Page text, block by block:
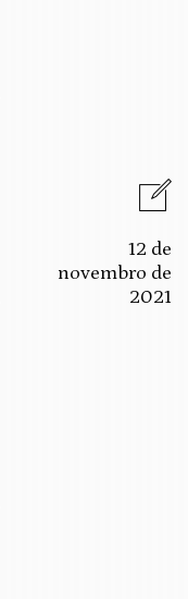
12 de
novembro de
2021